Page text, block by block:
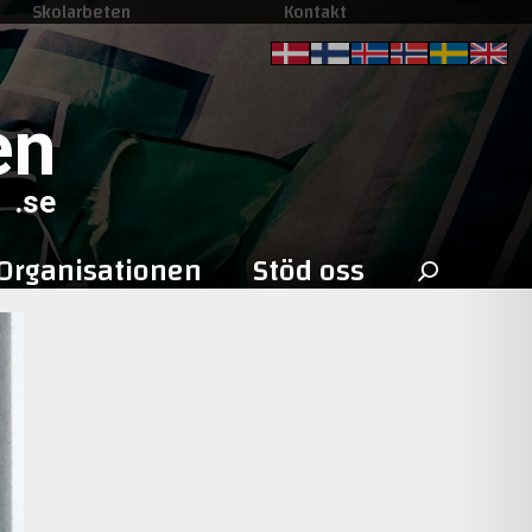
Skolarbeten Kontakt
.se
Stöd oss Sök
efter: